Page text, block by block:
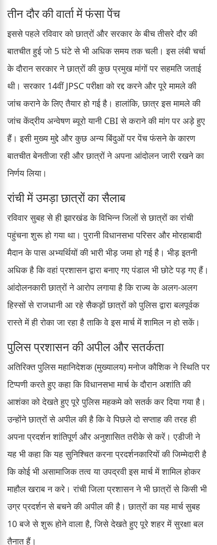
तीन दौर की वार्ता में फंसा पेंच
इससे पहले रविवार को छात्रों और सरकार के बीच तीसरे दौर की
बातचीत हुई जो 5 घंटे से भी अधिक समय तक चली। इस लंबी चर्चा
के दौरान सरकार ने छात्रों की कुछ प्रमुख मांगों पर सहमति जताई
थी। सरकार 14वीं JPSC परीक्षा को रद्द करने और पूरे मामले की
जांच कराने के लिए तैयार हो गई है। हालांकि, छात्र इस मामले की
जांच केंद्रीय अन्वेषण ब्यूरो यानी CBI से कराने की मांग पर अड़े हुए
हैं। इसी मुख्य मुद्दे और कुछ अन्य बिंदुओं पर पेंच फंसने के कारण
बातचीत बेनतीजा रही और छात्रों ने अपना आंदोलन जारी रखने का
निर्णय लिया।
रांची में उमड़ा छात्रों का सैलाब
रविवार सुबह से ही झारखंड के विभिन्न जिलों से छात्रों का रांची
पहुंचना शुरू हो गया था। पुरानी विधानसभा परिसर और मोरहाबादी
मैदान के पास अभ्यर्थियों की भारी भीड़ जमा हो गई है। भीड़ इतनी
अधिक है कि वहां प्रशासन द्वारा बनाए गए पंडाल भी छोटे पड़ गए हैं।
आंदोलनकारी छात्रों ने आरोप लगाया है कि राज्य के अलग-अलग
हिस्सों से राजधानी आ रहे सैकड़ों छात्रों को पुलिस द्वारा बलपूर्वक
रास्ते में ही रोका जा रहा है ताकि वे इस मार्च में शामिल न हो सकें।
पुलिस प्रशासन की अपील और सतर्कता
अतिरिक्त पुलिस महानिदेशक (मुख्यालय) मनोज कौशिक ने स्थिति पर
टिप्पणी करते हुए कहा कि विधानसभा मार्च के दौरान अशांति की
आशंका को देखते हुए पूरे पुलिस महकमे को सतर्क कर दिया गया है।
उन्होंने छात्रों से अपील की है कि वे पिछले दो सप्ताह की तरह ही
अपना प्रदर्शन शांतिपूर्ण और अनुशासित तरीके से करें। एडीजी ने
यह भी कहा कि यह सुनिश्चित करना प्रदर्शनकारियों की जिम्मेदारी है
कि कोई भी असामाजिक तत्व या उपद्रवी इस मार्च में शामिल होकर
माहौल खराब न करे। रांची जिला प्रशासन ने भी छात्रों से किसी भी
उग्र प्रदर्शन से बचने की अपील की है। छात्रों का यह मार्च सुबह
10 बजे से शुरू होने वाला है, जिसे देखते हुए पूरे शहर में सुरक्षा बल
तैनात हैं।